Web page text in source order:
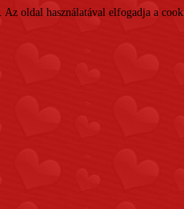
oldal használatával elfogadja a